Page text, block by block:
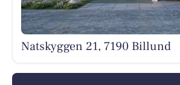
Natskyggen 21, 7190 Billund